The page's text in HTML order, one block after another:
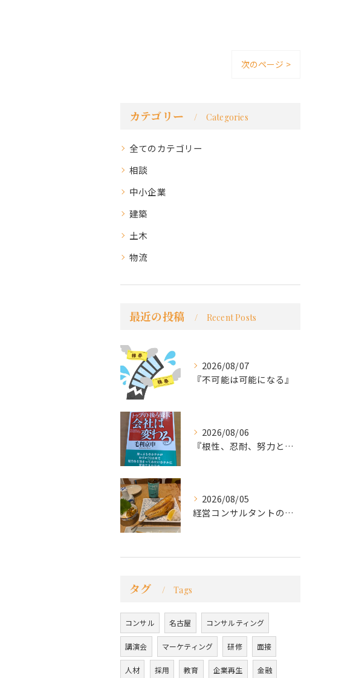
次のページ >
カテゴリー Categories
全てのカテゴリー
相談
中小企業
建築
土木
物流
最近の投稿 Recent Posts
2026/08/07
『不可能は可能になる』
2026/08/06
『根性、忍耐、努力という言葉は死語なのか』
2026/08/05
経営コンサルタントのモーちゃん・毛利京申です。
タグ Tags
コンサル 名古屋 コンサルティング
講演会 マーケティング 研修 面接
人材 採用 教育 企業再生 金融